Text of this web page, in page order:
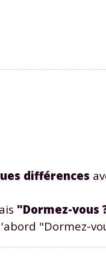
différences
"Dormez-vous
"Dormez-